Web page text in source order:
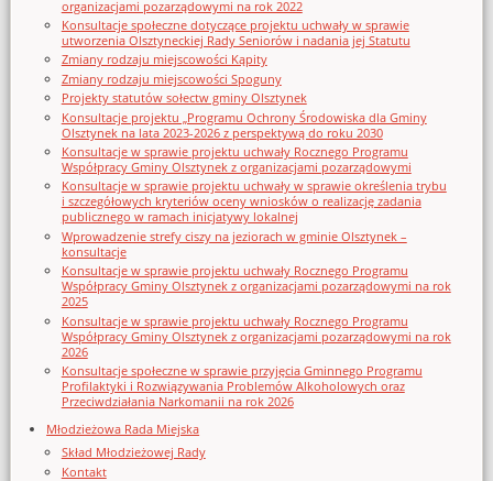
organizacjami pozarządowymi na rok 2022
Konsultacje społeczne dotyczące projektu uchwały w sprawie
utworzenia Olsztyneckiej Rady Seniorów i nadania jej Statutu
Zmiany rodzaju miejscowości Kąpity
Zmiany rodzaju miejscowości Spoguny
Projekty statutów sołectw gminy Olsztynek
Konsultacje projektu „Programu Ochrony Środowiska dla Gminy
Olsztynek na lata 2023-2026 z perspektywą do roku 2030
Konsultacje w sprawie projektu uchwały Rocznego Programu
Współpracy Gminy Olsztynek z organizacjami pozarządowymi
Konsultacje w sprawie projektu uchwały w sprawie określenia trybu
i szczegółowych kryteriów oceny wniosków o realizację zadania
publicznego w ramach inicjatywy lokalnej
Wprowadzenie strefy ciszy na jeziorach w gminie Olsztynek –
konsultacje
Konsultacje w sprawie projektu uchwały Rocznego Programu
Współpracy Gminy Olsztynek z organizacjami pozarządowymi na rok
2025
Konsultacje w sprawie projektu uchwały Rocznego Programu
Współpracy Gminy Olsztynek z organizacjami pozarządowymi na rok
2026
Konsultacje społeczne w sprawie przyjęcia Gminnego Programu
Profilaktyki i Rozwiązywania Problemów Alkoholowych oraz
Przeciwdziałania Narkomanii na rok 2026
Młodzieżowa Rada Miejska
Skład Młodzieżowej Rady
Kontakt